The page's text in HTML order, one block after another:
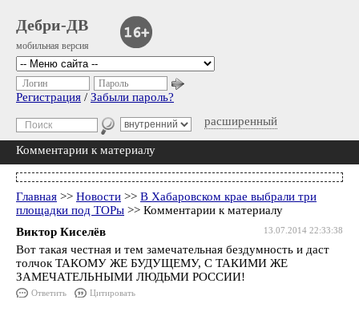
Дебри-ДВ
мобильная версия
расширенный
Логин Пароль
Регистрация / Забыли пароль?
Комментарии к материалу
Главная >> Новости >> В Хабаровском крае выбрали три
площадки под ТОРы >> Комментарии к материалу
13.07.2014 22:33:38
Виктор Киселёв
Вот такая честная и тем замечательная бездумность и даст
толчок ТАКОМУ ЖЕ БУДУЩЕМУ, С ТАКИМИ ЖЕ
ЗАМЕЧАТЕЛЬНЫМИ ЛЮДЬМИ РОССИИ!
Ответить Цитировать